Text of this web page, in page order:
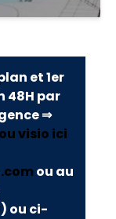
et 1er
48H par
⇒
visio ici
ou au
ou ci-